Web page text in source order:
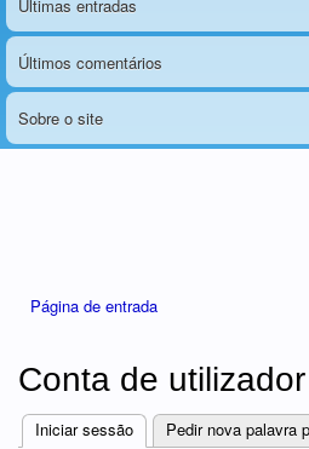
Últimas entradas
Últimos comentários
Sobre o site
Página de entrada
Conta de utilizador
Iniciar sessão (separador ativo)
Pedir nova palavra